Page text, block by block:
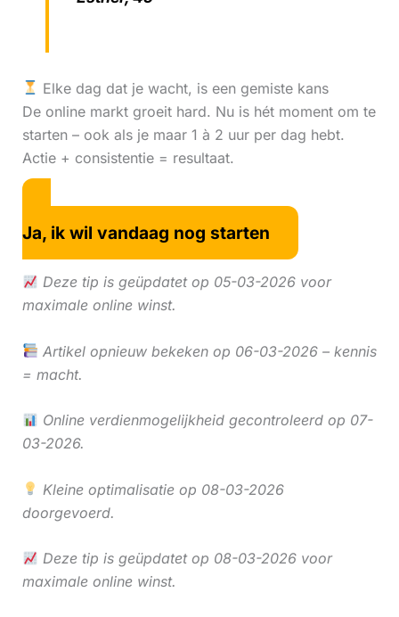
Elke dag dat je wacht, is een gemiste kans
De online markt groeit hard. Nu is hét moment om te
starten – ook als je maar 1 à 2 uur per dag hebt.
Actie + consistentie = resultaat.
Ja, ik wil vandaag nog starten
Deze tip is geüpdatet op 05-03-2026 voor
maximale online winst.
Artikel opnieuw bekeken op 06-03-2026 – kennis
= macht.
Online verdienmogelijkheid gecontroleerd op 07-
03-2026.
Kleine optimalisatie op 08-03-2026
doorgevoerd.
Deze tip is geüpdatet op 08-03-2026 voor
maximale online winst.